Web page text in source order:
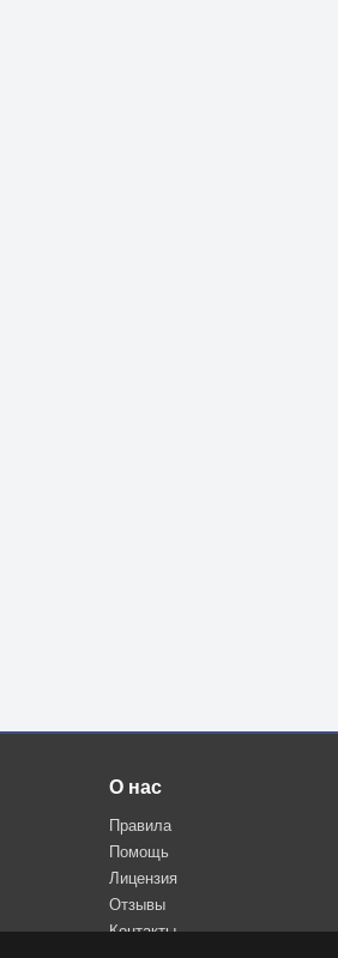
О нас
Правила
Помощь
Лицензия
Отзывы
Контакты